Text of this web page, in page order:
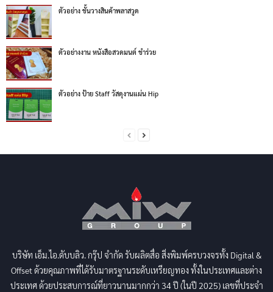
ตัวอย่าง ชั้นวางสินค้าพลาสวูด
ตัวอย่างงาน หนังสือสวดมนต์ ชำร่วย
ตัวอย่าง ป้าย Staff วัสดุงานแผ่น Hip
บริษัท เอ็ม.ไอ.ดับบลิว. กรุ๊ป จำกัด รับผลิตสื่อ สิ่งพิมพ์ครบวงจรทั้ง Digital &
Offset ด้วยคุณภาพที่ได้รับมาตรฐานระดับเหรียญทอง ทั้งในประเทศและต่าง
ประเทศ ด้วยประสบการณ์ที่ยาวนานมากกว่า 34 ปี (ในปี 2025) เลขที่ประจำ